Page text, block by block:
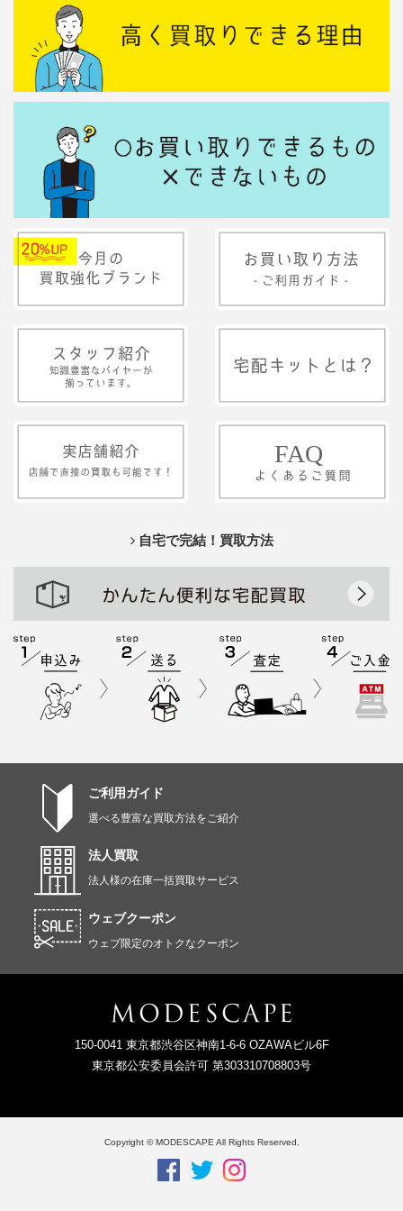
自宅で完結！買取方法
ご利用ガイド
選べる豊富な買取方法をご紹介
法人買取
法人様の在庫一括買取サービス
ウェブクーポン
ウェブ限定のオトクなクーポン
150-0041 東京都渋谷区神南1-6-6 OZAWAビル6F
東京都公安委員会許可 第303310708803号
Copyright © MODESCAPE All Rights Reserved.